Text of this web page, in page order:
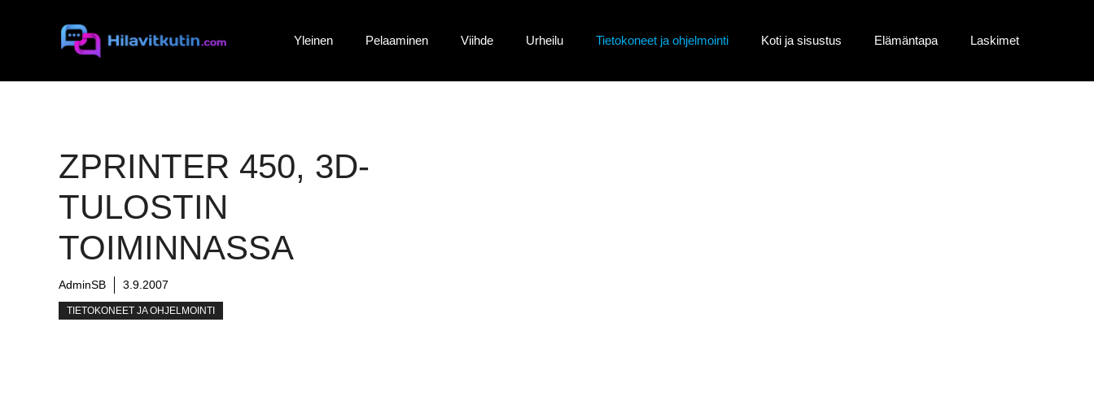
Yleinen Pelaaminen Viihde Urheilu Tietokoneet ja ohjelmointi Koti ja sisustus Elämäntapa Laskimet
ZPRINTER 450, 3D-
TULOSTIN
TOIMINNASSA
AdminSB 3.9.2007
TIETOKONEET JA OHJELMOINTI